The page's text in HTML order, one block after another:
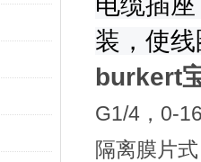
装，使
burkert
G1/4，0-
隔离膜片式